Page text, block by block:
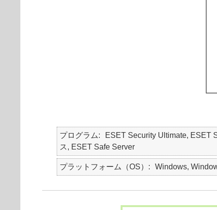
プログラム
ESET Security Ultimate, ESET
ス, ESET Safe Server
プラットフォーム（OS） Windows,